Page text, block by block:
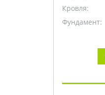
Кровля:
Фундамент: